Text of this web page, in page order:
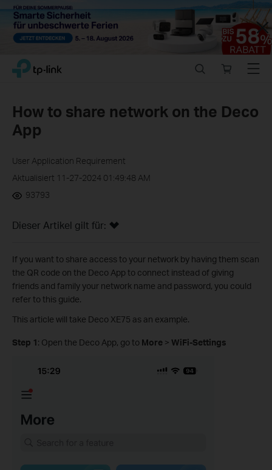
Close
Click
navigation
TP-Link, Reliably Smart
store
Menu
How to share network on the Deco
App
User Application Requirement
Aktualisiert 11-27-2024 01:49:48 AM
93793
Dieser Artikel gilt für:
If you want to share access to your network by having them scan
the QR code on the Deco App to connect instead of giving
friends and family your network name and password, you could
refer to this guide.
This article will take Deco XE75 as an example.
Step 1: Open the Deco App, go to More > WiFi-Settings